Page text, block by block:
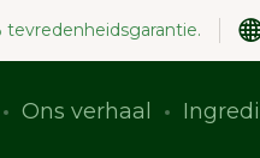
tevredenheidsgarantie.
Ons verhaal